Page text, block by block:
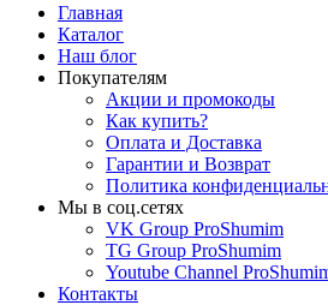
Главная
Каталог
Наш блог
Покупателям
Акции и промокоды
Как купить?
Оплата и Доставка
Гарантии и Возврат
Политика
Мы в соц.сетях
VK Group ProShumim
TG Group ProShumim
Youtube Channel
Контакты